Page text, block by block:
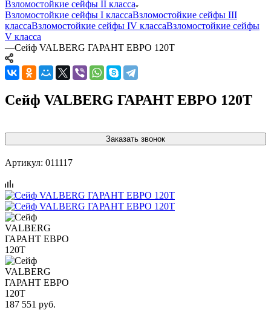
Взломостойкие сейфы II класса
Взломостойкие сейфы I классаВзломостойкие сейфы III
классаВзломостойкие сейфы IV классаВзломостойкие сейфы
V класса
—Сейф VALBERG ГАРАНТ ЕВРО 120Т
Сейф VALBERG ГАРАНТ ЕВРО 120Т
Заказать звонок
Артикул: 011117
187 551 руб.